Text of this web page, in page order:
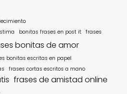
bonitas frases en post it frases
bonitas de amor
bonitas escritas en papel
frases cortas escritos a mano
frases de amistad online